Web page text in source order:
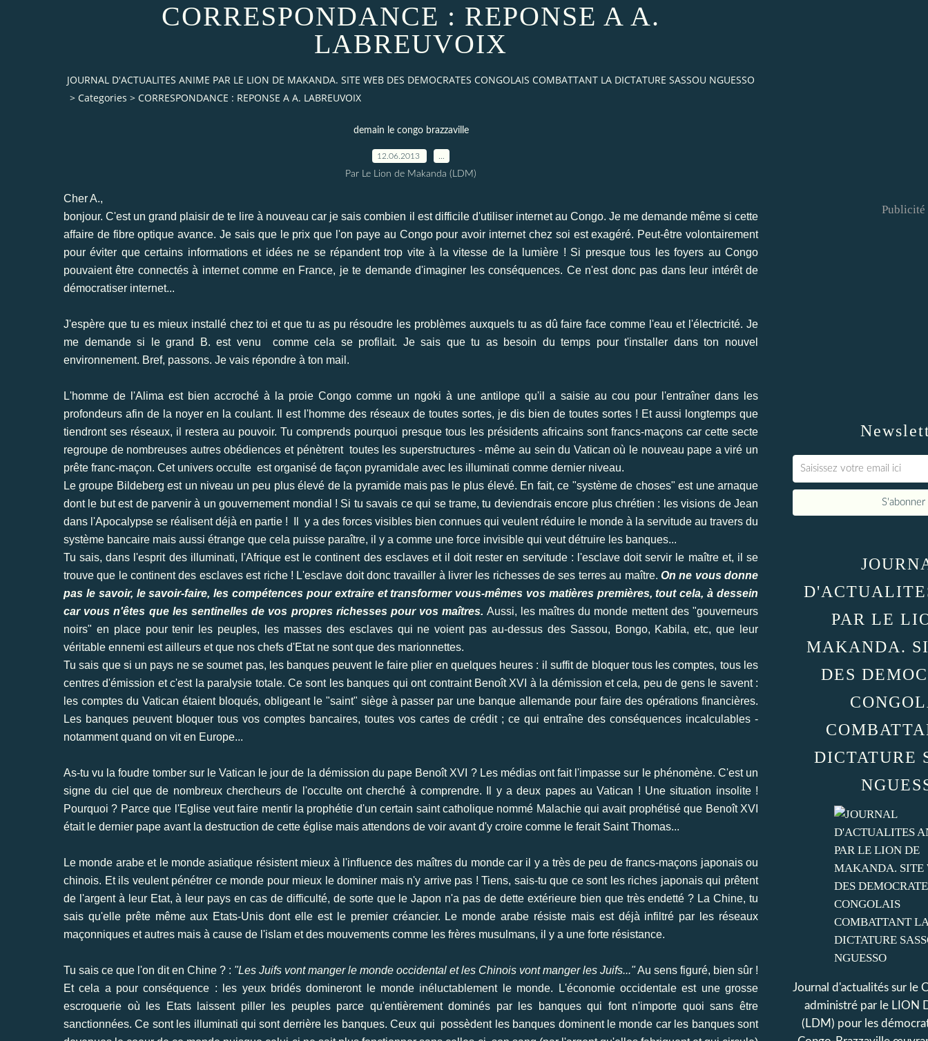
CORRESPONDANCE : REPONSE A A.
LABREUVOIX
JOURNAL D'ACTUALITES ANIME PAR LE LION DE MAKANDA. SITE WEB DES DEMOCRATES CONGOLAIS COMBATTANT LA DICTATURE SASSOU NGUESSO
> Categories > CORRESPONDANCE : REPONSE A A. LABREUVOIX
demain le congo brazzaville
12.06.2013
Par Le Lion de Makanda (LDM)
Cher A.,
bonjour. C'est un grand plaisir de te lire à nouveau car je sais combien il est difficile d'utiliser internet au Congo. Je me demande même si cette
affaire de fibre optique avance. Je sais que le prix que l'on paye au Congo pour avoir internet chez soi est exagéré. Peut-être volontairement
pour éviter que certains informations et idées ne se répandent trop vite à la vitesse de la lumière ! Si presque tous les foyers au Congo
pouvaient être connectés à internet comme en France, je te demande d'imaginer les conséquences. Ce n'est donc pas dans leur intérêt de
démocratiser internet...
J'espère que tu es mieux installé chez toi et que tu as pu résoudre les problèmes auxquels tu as dû faire face comme l'eau et l'électricité. Je
me demande si le grand B. est venu comme cela se profilait. Je sais que tu as besoin du temps pour t'installer dans ton nouvel
environnement. Bref, passons. Je vais répondre à ton mail.
L'homme de l'Alima est bien accroché à la proie Congo comme un ngoki à une antilope qu'il a saisie au cou pour l'entraîner dans les
profondeurs afin de la noyer en la coulant. Il est l'homme des réseaux de toutes sortes, je dis bien de toutes sortes ! Et aussi longtemps que
tiendront ses réseaux, il restera au pouvoir. Tu comprends pourquoi presque tous les présidents africains sont francs-maçons car cette secte
regroupe de nombreuses autres obédiences et pénètrent toutes les superstructures - même au sein du Vatican où le nouveau pape a viré un
prête franc-maçon. Cet univers occulte est organisé de façon pyramidale avec les illuminati comme dernier niveau.
Le groupe Bildeberg est un niveau un peu plus élevé de la pyramide mais pas le plus élevé. En fait, ce "système de choses" est une arnaque
dont le but est de parvenir à un gouvernement mondial ! Si tu savais ce qui se trame, tu deviendrais encore plus chrétien : les visions de Jean
dans l'Apocalypse se réalisent déjà en partie ! Il y a des forces visibles bien connues qui veulent réduire le monde à la servitude au travers du
système bancaire mais aussi étrange que cela puisse paraître, il y a comme une force invisible qui veut détruire les banques...
Tu sais, dans l'esprit des illuminati, l'Afrique est le continent des esclaves et il doit rester en servitude : l'esclave doit servir le maître et, il se
trouve que le continent des esclaves est riche ! L'esclave doit donc travailler à livrer les richesses de ses terres au maître. On ne vous donne
pas le savoir, le savoir-faire, les compétences pour extraire et transformer vous-mêmes vos matières premières, tout cela, à dessein
car vous n'êtes que les sentinelles de vos propres richesses pour vos maîtres. Aussi, les maîtres du monde mettent des "gouverneurs
noirs" en place pour tenir les peuples, les masses des esclaves qui ne voient pas au-dessus des Sassou, Bongo, Kabila, etc, que leur
véritable ennemi est ailleurs et que nos chefs d'Etat ne sont que des marionnettes.
Tu sais que si un pays ne se soumet pas, les banques peuvent le faire plier en quelques heures : il suffit de bloquer tous les comptes, tous les
centres d'émission et c'est la paralysie totale. Ce sont les banques qui ont contraint Benoît XVI à la démission et cela, peu de gens le savent :
les comptes du Vatican étaient bloqués, obligeant le "saint" siège à passer par une banque allemande pour faire des opérations financières.
Les banques peuvent bloquer tous vos comptes bancaires, toutes vos cartes de crédit ; ce qui entraîne des conséquences incalculables -
notamment quand on vit en Europe...
As-tu vu la foudre tomber sur le Vatican le jour de la démission du pape Benoît XVI ? Les médias ont fait l'impasse sur le phénomène. C'est un
signe du ciel que de nombreux chercheurs de l'occulte ont cherché à comprendre. Il y a deux papes au Vatican ! Une situation insolite !
Pourquoi ? Parce que l'Eglise veut faire mentir la prophétie d'un certain saint catholique nommé Malachie qui avait prophétisé que Benoît XVI
était le dernier pape avant la destruction de cette église mais attendons de voir avant d'y croire comme le ferait Saint Thomas...
Le monde arabe et le monde asiatique résistent mieux à l'influence des maîtres du monde car il y a très de peu de francs-maçons japonais ou
chinois. Et ils veulent pénétrer ce monde pour mieux le dominer mais n'y arrive pas ! Tiens, sais-tu que ce sont les riches japonais qui prêtent
de l'argent à leur Etat, à leur pays en cas de difficulté, de sorte que le Japon n'a pas de dette extérieure bien que très endetté ? La Chine, tu
sais qu'elle prête même aux Etats-Unis dont elle est le premier créancier. Le monde arabe résiste mais est déjà infiltré par les réseaux
maçonniques et autres mais à cause de l'islam et des mouvements comme les frères musulmans, il y a une forte résistance.
Tu sais ce que l'on dit en Chine ? : "Les Juifs vont manger le monde occidental et les Chinois vont manger les Juifs..."Au sens figuré, bien sûr !
Et cela a pour conséquence : les yeux bridés domineront le monde inéluctablement le monde. L'économie occidentale est une grosse
escroquerie où les Etats laissent piller les peuples parce qu'entièrement dominés par les banques qui font n'importe quoi sans être
sanctionnées. Ce sont les illuminati qui sont derrière les banques. Ceux qui possèdent les banques dominent le monde car les banques sont
Publicité
PAR LE
MAKANDA.
DES
DICTATURE
Journal d'actualités sur le
administré par le LION
(LDM) pour les